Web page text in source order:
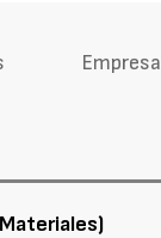
Empresa